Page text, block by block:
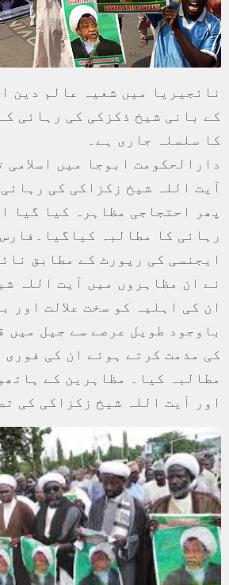
نائجیریا میں شعیہ عالم دین
کے بانی شیخ ذکزکی کی رہائی
کا سلسلہ جاری ہے۔
دارالحکومت ابوجا میں اسلامی
آیت اللہ شیخ زکزاکی کی
پھر احتجاجی مظاہرہ کیا گیا
رہائی کا مطالبہ
ایجنسی کی رپورٹ کے مطابق
نے ان مظاہروں میں آیت اللہ
ان کی اہلیہ کو سخت علالت اور
باوجود طویل عرصے سے جیل میں
کی مذمت کرتے ہوئے ان کی فوری
مطالبہ کیا۔ مظاہرین کے
اور آیت اللہ شیخ زکزاکی کی